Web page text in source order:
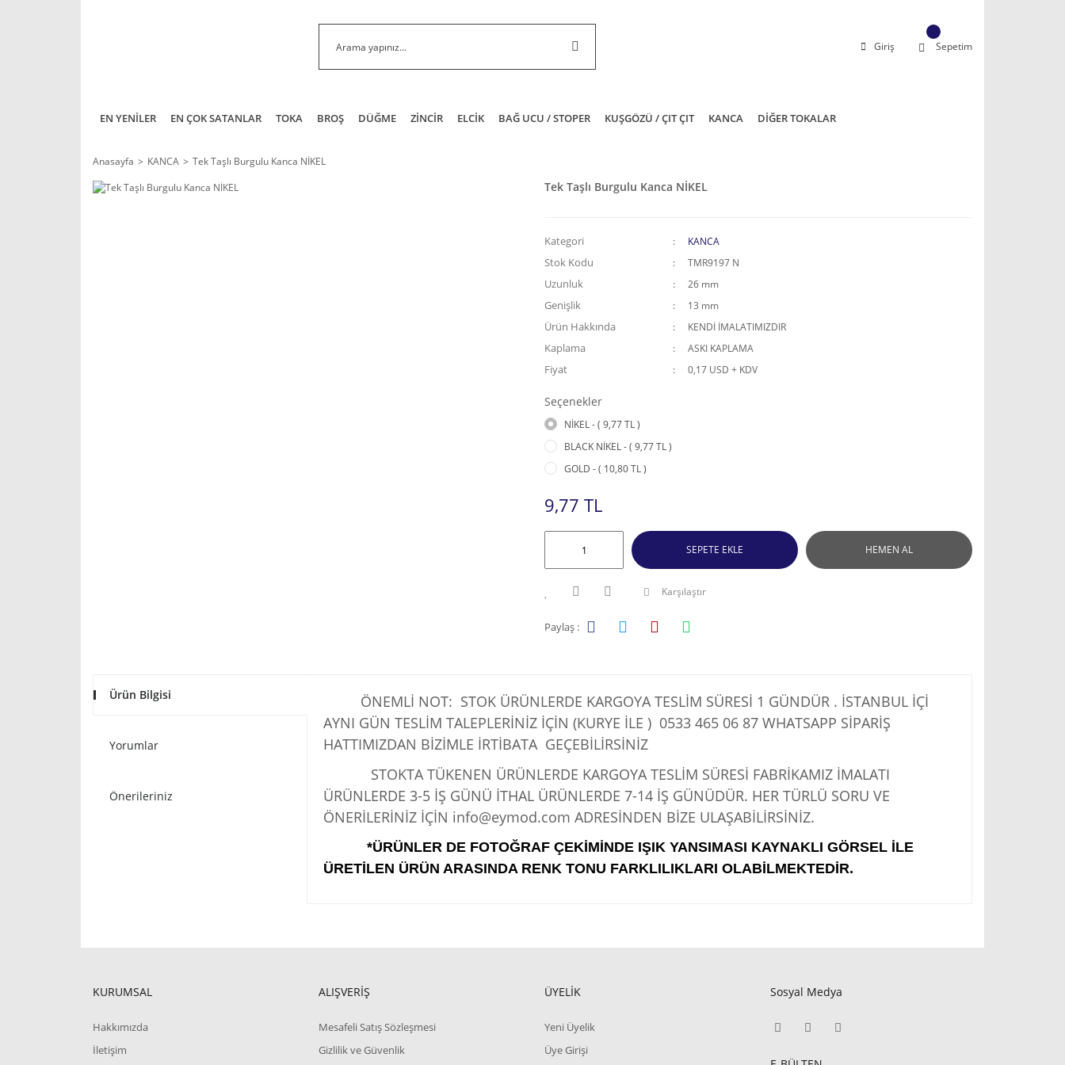
Giriş Sepetim
EN YENİLER EN ÇOK SATANLAR TOKA BROŞ DÜĞME ZİNCİR ELCİK BAĞ UCU / STOPER KUŞGÖZÜ / ÇIT ÇIT KANCA DİĞER TOKALAR
Anasayfa KANCA Tek Taşlı Burgulu Kanca NİKEL
Tek Taşlı Burgulu Kanca NİKEL
Kategori KANCA
Stok Kodu TMR9197 N
Uzunluk 26 mm
Genişlik 13 mm
Ürün Hakkında KENDİ İMALATIMIZDIR
Kaplama ASKI KAPLAMA
Fiyat 0,17 USD + KDV
Seçenekler
NİKEL - ( 9,77 TL )
BLACK NİKEL - ( 9,77 TL )
GOLD - ( 10,80 TL )
9,77 TL
SEPETE EKLE HEMEN AL
Karşılaştır
Paylaş :
Ürün Bilgisi
Yorumlar
Önerileriniz
ÖNEMLİ NOT: STOK ÜRÜNLERDE KARGOYA TESLİM SÜRESİ 1 GÜNDÜR . İSTANBUL İÇİ
AYNI GÜN TESLİM TALEPLERİNİZ İÇİN (KURYE İLE ) 0533 465 06 87 WHATSAPP SİPARİŞ
HATTIMIZDAN BİZİMLE İRTİBATA GEÇEBİLİRSİNİZ
STOKTA TÜKENEN ÜRÜNLERDE KARGOYA TESLİM SÜRESİ FABRİKAMIZ İMALATI
ÜRÜNLERDE 3-5 İŞ GÜNÜ İTHAL ÜRÜNLERDE 7-14 İŞ GÜNÜDÜR. HER TÜRLÜ SORU VE
ÖNERİLERİNİZ İÇİN info@eymod.com ADRESİNDEN BİZE ULAŞABİLİRSİNİZ.
*ÜRÜNLER DE FOTOĞRAF ÇEKİMİNDE IŞIK YANSIMASI KAYNAKLI GÖRSEL İLE
ÜRETİLEN ÜRÜN ARASINDA RENK TONU FARKLILIKLARI OLABİLMEKTEDİR.
KURUMSAL
Hakkımızda
İletişim
ALIŞVERİŞ
Mesafeli Satış Sözleşmesi
Gizlilik ve Güvenlik
ÜYELİK
Yeni Üyelik
Üye Girişi
Sosyal Medya